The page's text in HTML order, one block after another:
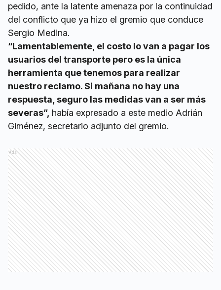
pedido, ante la latente amenaza por la continuidad
del conflicto que ya hizo el gremio que conduce
Sergio Medina.
“Lamentablemente, el costo lo van a pagar los
usuarios del transporte pero es la única
herramienta que tenemos para realizar
nuestro reclamo. Si mañana no hay una
respuesta, seguro las medidas van a ser más
severas”, había expresado a este medio Adrián
Giménez, secretario adjunto del gremio.
Ads